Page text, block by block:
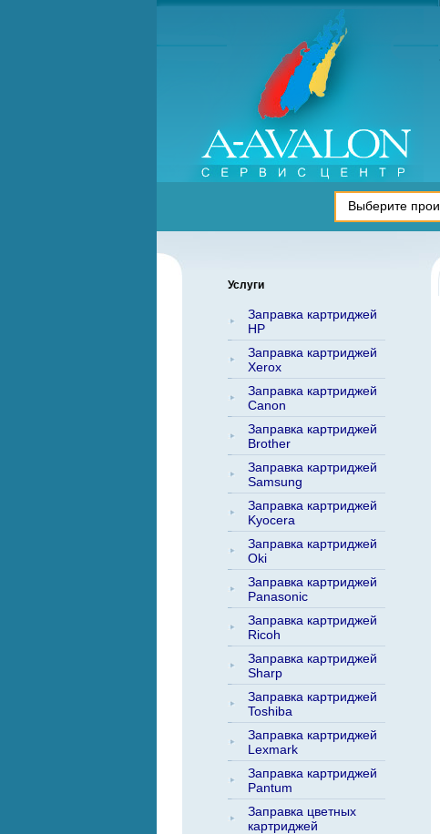
Услуги
Заправка картриджей
HP
Заправка картриджей
Xerox
Заправка картриджей
Canon
Заправка картриджей
Brother
Заправка картриджей
Samsung
Заправка картриджей
Kyocera
Заправка картриджей
Oki
Заправка картриджей
Panasonic
Заправка картриджей
Ricoh
Заправка картриджей
Sharp
Заправка картриджей
Toshiba
Заправка картриджей
Lexmark
Заправка картриджей
Pantum
Заправка цветных
картриджей